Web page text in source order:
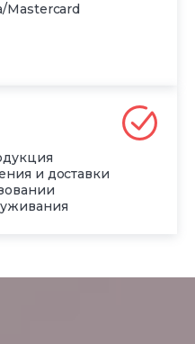
Mastercard
и доставки